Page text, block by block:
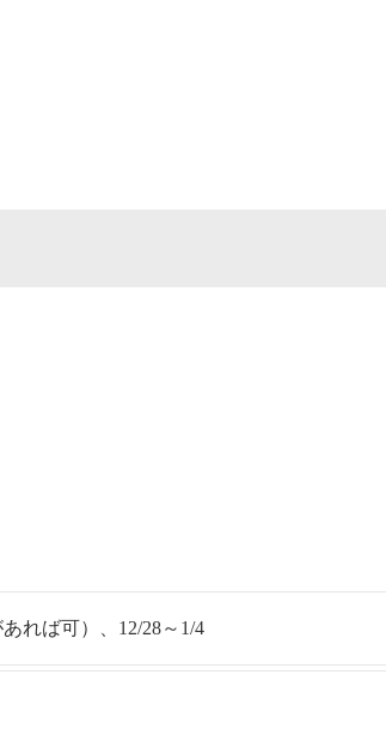
れば可）、12/28～1/4